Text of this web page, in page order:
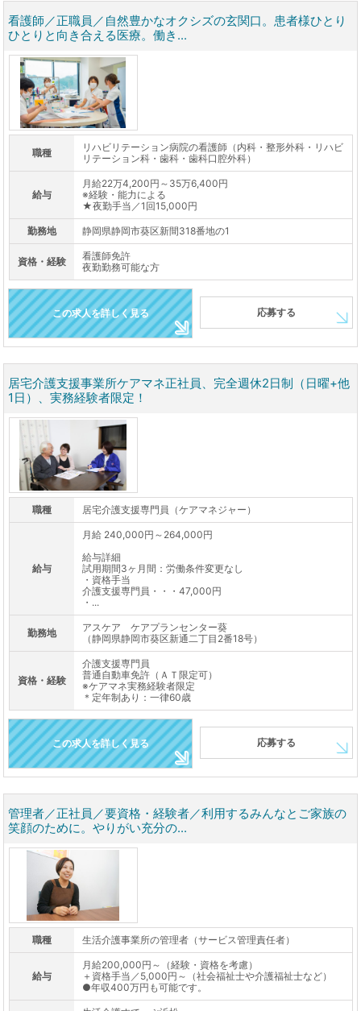
看護師／正職員／自然豊かなオクシズの玄関口。患者様ひとり
ひとりと向き合える医療。働き...
職種
リハビリテーション病院の看護師（内科・整形外科・リハビ
リテーション科・歯科・歯科口腔外科）
給与
月給22万4,200円～35万6,400円
※経験・能力による
★夜勤手当／1回15,000円
勤務地 静岡県静岡市葵区新間318番地の1
資格・経験
看護師免許
夜勤勤務可能な方
この求人を詳しく見る 応募する
居宅介護支援事業所ケアマネ正社員、完全週休2日制（日曜+他
1日）、実務経験者限定！
職種 居宅介護支援専門員（ケアマネジャー）
給与
月給 240,000円～264,000円
給与詳細
試用期間3ヶ月間：労働条件変更なし
・資格手当
介護支援専門員・・・47,000円
・...
勤務地
アスケア ケアプランセンター葵
（静岡県静岡市葵区新通二丁目2番18号）
資格・経験
介護支援専門員
普通自動車免許（ＡＴ限定可）
※ケアマネ実務経験者限定
＊定年制あり：一律60歳
この求人を詳しく見る 応募する
管理者／正社員／要資格・経験者／利用するみんなとご家族の
笑顔のために。やりがい充分の...
職種 生活介護事業所の管理者（サービス管理責任者）
給与
月給200,000円～（経験・資格を考慮）
＋資格手当／5,000円～（社会福祉士や介護福祉士など）
●年収400万円も可能です。